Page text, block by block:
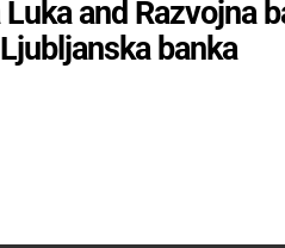
and Razvojna
banka